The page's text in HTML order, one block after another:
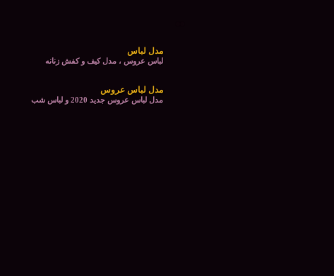
مدل لباس
لباس عروس ، مدل کیف و کفش زنانه
مدل لباس عروس
مدل لباس عروس جدید 2020 و لباس شب